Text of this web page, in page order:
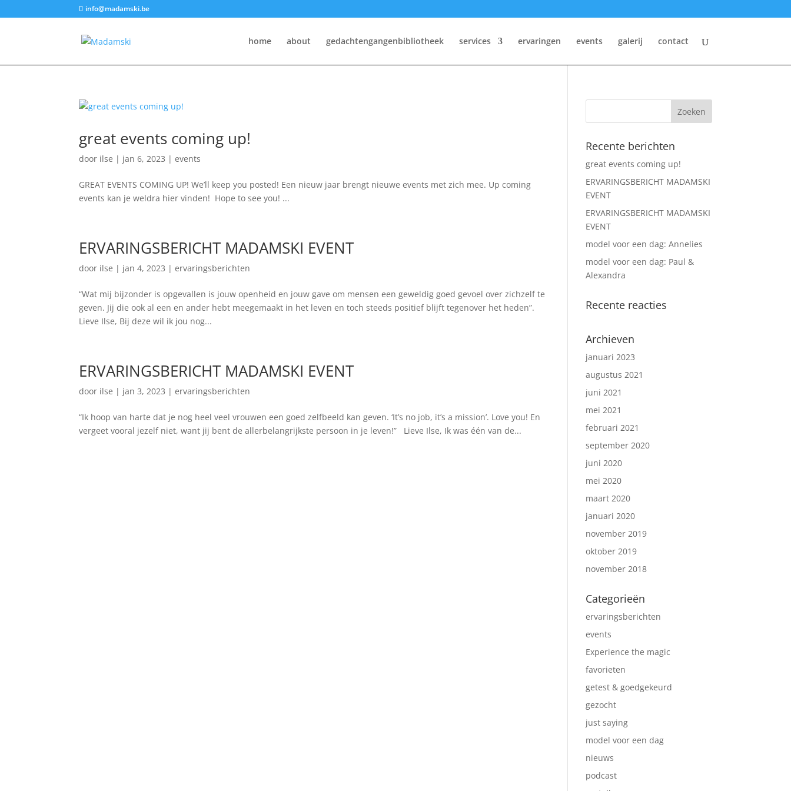
info@madamski.be
home about gedachtengangenbibliotheek services ervaringen events galerij contact
great events coming up!
door ilse | jan 6, 2023 |events
GREAT EVENTS COMING UP! We’ll keep you posted! Een nieuw jaar brengt nieuwe events met zich mee. Up coming
events kan je weldra hier vinden! Hope to see you! ...
ERVARINGSBERICHT MADAMSKI EVENT
door ilse | jan 4, 2023 |ervaringsberichten
“Wat mij bijzonder is opgevallen is jouw openheid en jouw gave om mensen een geweldig goed gevoel over zichzelf te
geven. Jij die ook al een en ander hebt meegemaakt in het leven en toch steeds positief blijft tegenover het heden”.
Lieve Ilse, Bij deze wil ik jou nog...
ERVARINGSBERICHT MADAMSKI EVENT
door ilse | jan 3, 2023 |ervaringsberichten
“Ik hoop van harte dat je nog heel veel vrouwen een goed zelfbeeld kan geven. ‘It’s no job, it’s a mission’. Love you! En
vergeet vooral jezelf niet, want jij bent de allerbelangrijkste persoon in je leven!” Lieve Ilse, Ik was één van de...
Recente berichten
great events coming up!
ERVARINGSBERICHT MADAMSKI
EVENT
ERVARINGSBERICHT MADAMSKI
EVENT
model voor een dag: Annelies
model voor een dag: Paul &
Alexandra
Recente reacties
Archieven
januari 2023
augustus 2021
juni 2021
mei 2021
februari 2021
september 2020
juni 2020
mei 2020
maart 2020
januari 2020
november 2019
oktober 2019
november 2018
Categorieën
ervaringsberichten
events
Experience the magic
favorieten
getest & goedgekeurd
gezocht
just saying
model voor een dag
nieuws
podcast